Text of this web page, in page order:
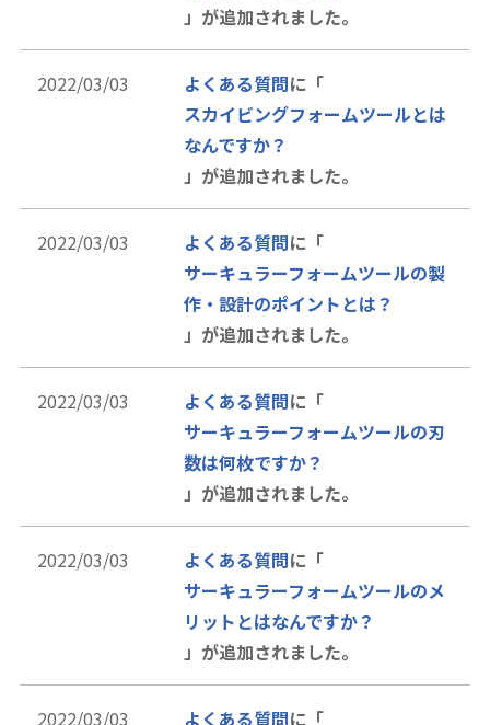
」が追加されました。
2022/03/03 よくある質問に「
スカイビングフォームツールとは
なんですか？
」が追加されました。
2022/03/03 よくある質問に「
サーキュラーフォームツールの製
作・設計のポイントとは？
」が追加されました。
2022/03/03 よくある質問に「
サーキュラーフォームツールの刃
数は何枚ですか？
」が追加されました。
2022/03/03 よくある質問に「
サーキュラーフォームツールのメ
リットとはなんですか？
」が追加されました。
2022/03/03 よくある質問に「